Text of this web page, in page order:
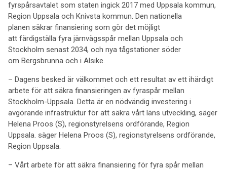
fyrspårsavtalet som staten ingick 2017 med Uppsala kommun,
Region Uppsala och Knivsta kommun. Den nationella
planen säkrar finansiering som gör det möjligt
att färdigställa fyra järnvägsspår mellan Uppsala och
Stockholm senast 2034, och nya tågstationer söder
om Bergsbrunna och i Alsike.
– Dagens besked är välkommet och ett resultat av ett ihärdigt
arbete för att säkra finansieringen av fyraspår mellan
Stockholm-Uppsala. Detta är en nödvändig investering i
avgörande infrastruktur för att säkra vårt läns utveckling, säger
Helena Proos (S), regionstyrelsens ordförande, Region
Uppsala. säger Helena Proos (S), regionstyrelsens ordförande,
Region Uppsala.
– Vårt arbete för att säkra finansiering för fyra spår mellan